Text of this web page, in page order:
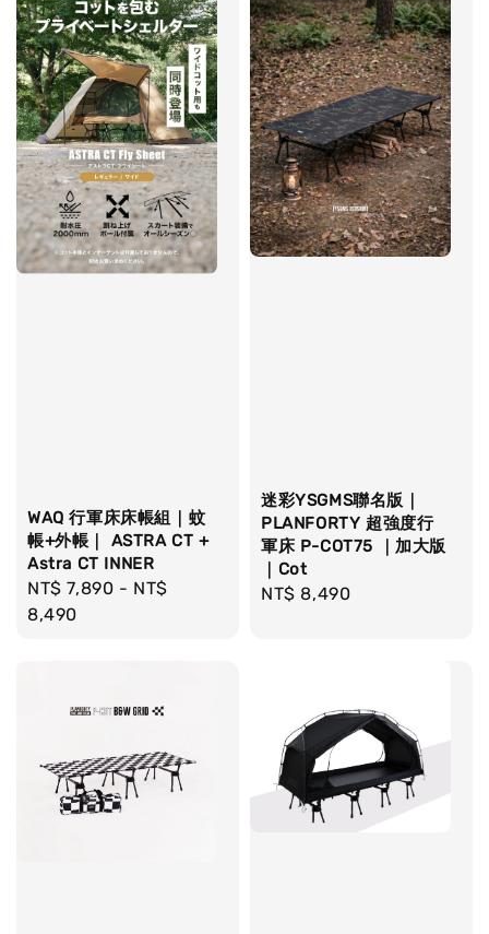
WAQ 行軍床床帳組｜蚊
帳+外帳｜ ASTRA CT +
Astra CT INNER
Regular
price
NT$ 7,890 - NT$
8,490
迷彩YSGMS聯名版｜
PLANFORTY 超強度行
軍床 P-COT75 ｜加大版
｜Cot
Regular
NT$ 8,490